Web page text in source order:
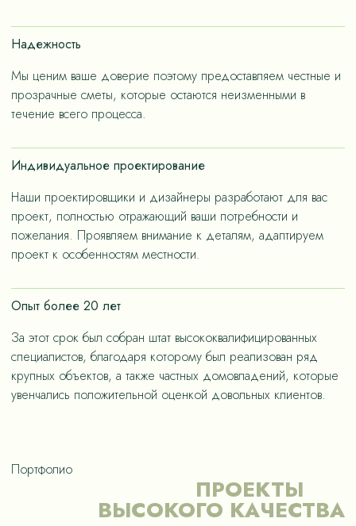
счет дизайнерских решений, ориентированных на
«медленную моду».
Надежность
Мы ценим ваше доверие поэтому предоставляем честные и
прозрачные сметы, которые остаются неизменными в
течение всего процесса.
Индивидуальное проектирование
Наши проектировщики и дизайнеры разработают для вас
проект, полностью отражающий ваши потребности и
пожелания. Проявляем внимание к деталям, адаптируем
проект к особенностям местности.
Опыт более 20 лет
За этот срок был собран штат высококвалифицированных
специалистов, благодаря которому был реализован ряд
крупных объектов, а также частных домовладений, которые
увенчались положительной оценкой довольных клиентов.
Портфолио
ПРОЕКТЫ
ВЫСОКОГО КАЧЕСТВА